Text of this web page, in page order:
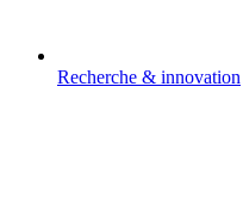
Recherche & innovation